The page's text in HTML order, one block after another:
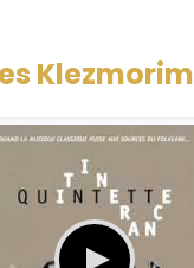
Klezmorim